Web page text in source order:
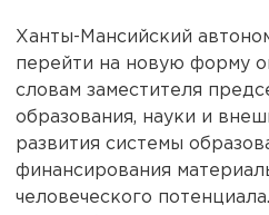
Ханты-Мансийский
перейти на новую форму
словам заместителя
образования, науки и
развития системы
финансирования
человеческого потенциала.